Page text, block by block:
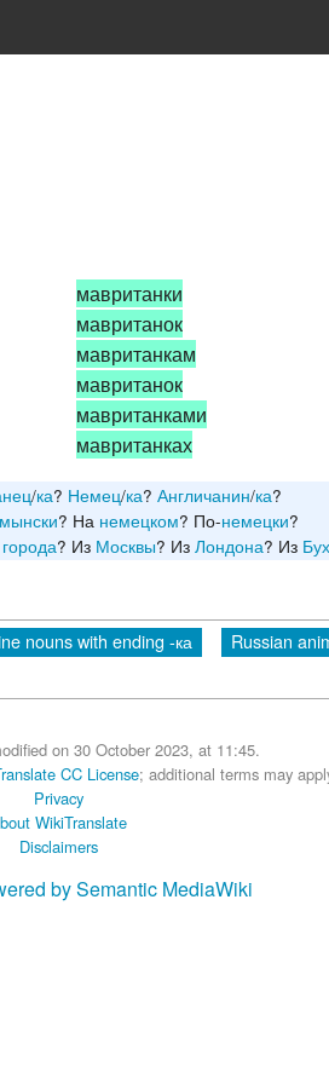
мавританки
мавританок
мавританкам
мавританок
мавританками
мавританках
/ка? Немец/ка?Англичанин/ка?
? На немецком? По-немецки?
города? Из Москвы? ИзЛондона? Из
nouns with ending -ка
Russian
on 30 October 2023, at 11:45.
CC License; additional terms may
Privacy
WikiTranslate
Disclaimers
by Semantic MediaWiki